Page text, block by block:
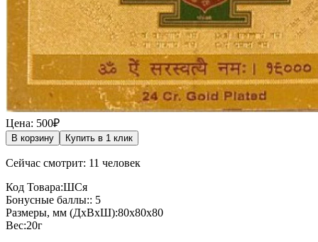
Цена: 500₽
В корзину Купить в 1 клик
Сейчас смотрит: 11 человек
Код Товара:ШСя
Бонусные баллы:: 5
Размеры, мм (ДхВхШ):80x80x80
Вес:20г